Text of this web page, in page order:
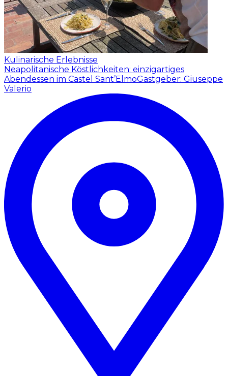
Kulinarische Erlebnisse
Neapolitanische Köstlichkeiten: einzigartiges
Abendessen im Castel Sant’ElmoGastgeber: Giuseppe
Valerio